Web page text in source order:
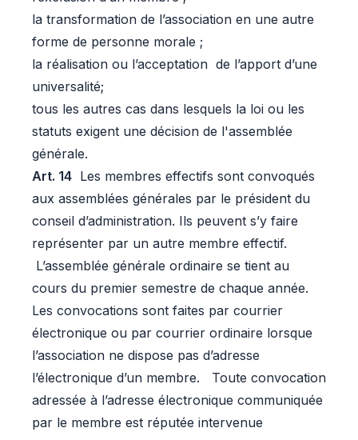
la transformation de l’association en une autre
forme de personne morale ;
la réalisation ou l’acceptation de l’apport d’une
universalité;
tous les autres cas dans lesquels la loi ou les
statuts exigent une décision de l'assemblée
générale.
Art. 14 Les membres effectifs sont convoqués
aux assemblées générales par le président du
conseil d’administration. Ils peuvent s’y faire
représenter par un autre membre effectif.
L’assemblée générale ordinaire se tient au
cours du premier semestre de chaque année.
Les convocations sont faites par courrier
électronique ou par courrier ordinaire lorsque
l’association ne dispose pas d’adresse
l’électronique d’un membre. Toute convocation
adressée à l’adresse électronique communiquée
par le membre est réputée intervenue